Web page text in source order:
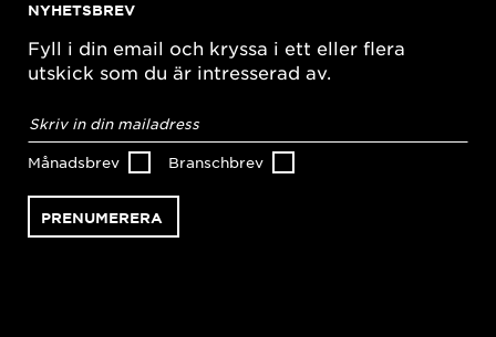
NYHETSBREV
Fyll i din email och kryssa i ett eller flera
utskick som du är intresserad av.
postadress*
Månadsbrev Branschbrev